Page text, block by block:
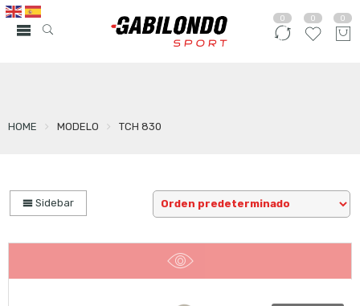
0 0 0
HOME MODELO TCH 830
Sidebar